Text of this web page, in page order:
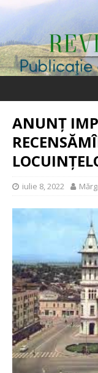
ANUNȚ
iulie 8, 2022